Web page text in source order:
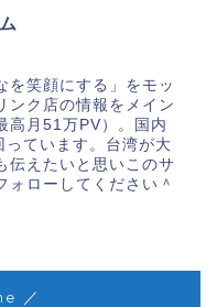
を笑顔にする」をモッ
ンク店の情報をメイン
高月51万PV）。国内
ています。台湾が大
伝えたいと思いこのサ
ォローしてください＾
／